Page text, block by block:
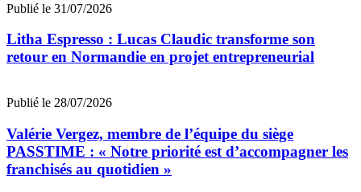
Publié le 31/07/2026
Litha Espresso : Lucas Claudic transforme son
retour en Normandie en projet entrepreneurial
Publié le 28/07/2026
Valérie Vergez, membre de l’équipe du siège
PASSTIME : « Notre priorité est d’accompagner les
franchisés au quotidien »